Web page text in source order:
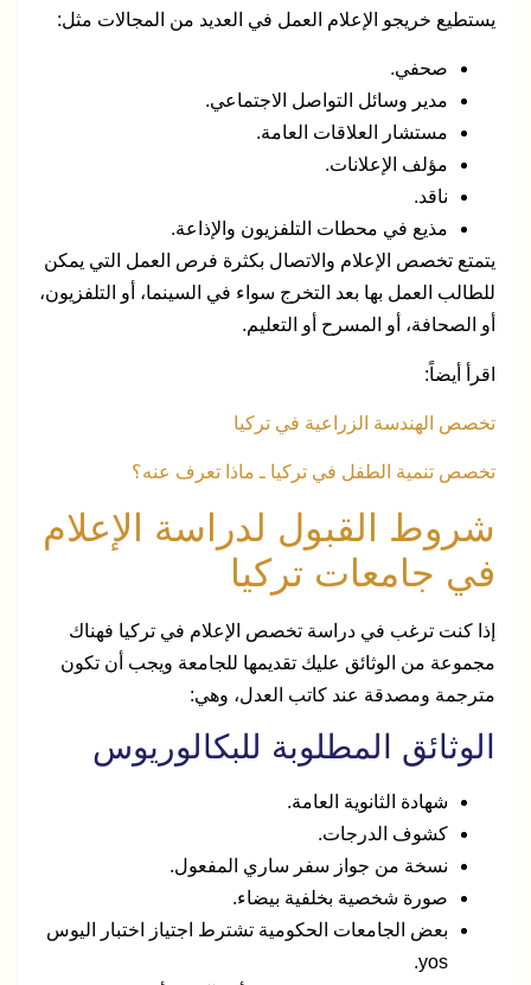
يستطيع خريجو الإعلام العمل في العديد من المجالات مثل:
صحفي.
مدير وسائل التواصل الاجتماعي.
مستشار العلاقات العامة.
مؤلف الإعلانات.
ناقد.
مذيع في محطات التلفزيون والإذاعة.
يتمتع تخصص الإعلام والاتصال بكثرة فرص العمل التي يمكن
للطالب العمل بها بعد التخرج سواء في السينما، أو التلفزيون،
أو الصحافة، أو المسرح أو التعليم.
اقرأ أيضاً:
تخصص الهندسة الزراعية في تركيا
تخصص تنمية الطفل في تركيا ـ ماذا تعرف عنه؟
شروط القبول لدراسة الإعلام
في جامعات تركيا
إذا كنت ترغب في دراسة تخصص الإعلام في تركيا فهناك
مجموعة من الوثائق عليك تقديمها للجامعة ويجب أن تكون
مترجمة ومصدقة عند كاتب العدل، وهي:
الوثائق المطلوبة للبكالوريوس
شهادة الثانوية العامة.
كشوف الدرجات.
نسخة من جواز سفر ساري المفعول.
صورة شخصية بخلفية بيضاء.
بعض الجامعات الحكومية تشترط اجتياز اختبار اليوس
yos.